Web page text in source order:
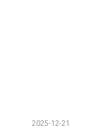
2025-12-21